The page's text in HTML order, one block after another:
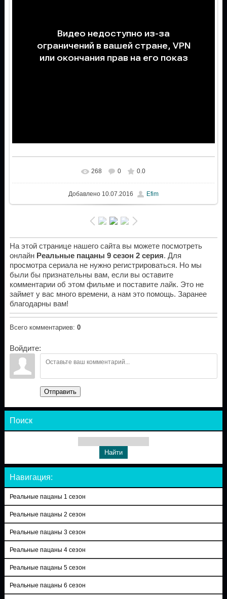
268 0 0.0
Добавлено10.07.2016 Efim
На этой странице нашего сайта вы можете посмотреть
онлайн Реальные пацаны 9 сезон 2 серия. Для
просмотра сериала не нужно регистрироваться. Но мы
были бы признательны вам, если вы оставите
комментарии об этом фильме и поставите лайк. Это не
займет у вас много времени, а нам это помощь. Заранее
благодарны вам!
Всего комментариев: 0
Войдите:
Отправить
Поиск
Навигация:
Реальные пацаны 1 сезон
Реальные пацаны 2 сезон
Реальные пацаны 3 сезон
Реальные пацаны 4 сезон
Реальные пацаны 5 сезон
Реальные пацаны 6 сезон